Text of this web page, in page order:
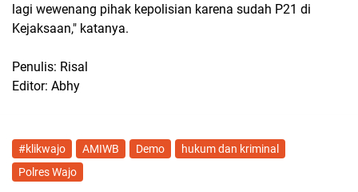
lagi wewenang pihak kepolisian karena sudah P21 di
Kejaksaan," katanya.
Penulis: Risal
Editor: Abhy
#klikwajo AMIWB Demo
hukum dan kriminal
Polres Wajo